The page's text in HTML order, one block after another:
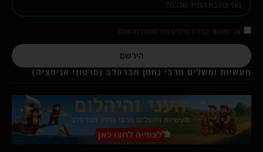
אני מאשר קבלת מיילים ופרסומות מהאתר
הירשם
מעשיות ומשלים מרבי נחמן מברסלב (סרטוני אנימציה)